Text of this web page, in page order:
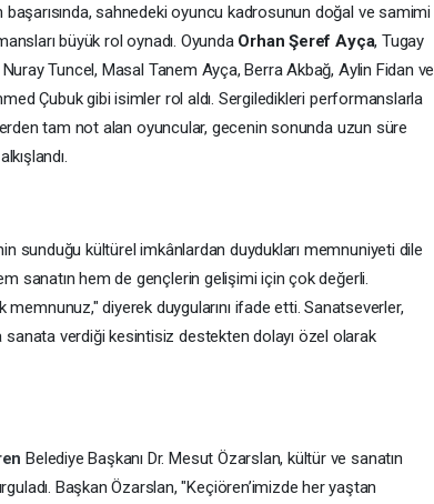
başarısında, sahnedeki oyuncu kadrosunun doğal ve samimi
büyük rol oynadı. Oyunda Orhan Şeref Ayça, Tugay
Tuncel, Masal Tanem Ayça, Berra Akbağ, Aylin Fidan ve
Çubuk gibi isimler rol aldı. Sergiledikleri performanslarla
tam not alan oyuncular, gecenin sonunda uzun süre
sunduğu kültürel imkânlardan duydukları memnuniyeti dile
sanatın hem de gençlerin gelişimi için çok değerli.
memnunuz," diyerek duygularını ifade etti. Sanatseverler,
sanata verdiği kesintisiz destekten dolayı özel olarak
Belediye Başkanı Dr. Mesut Özarslan, kültür ve sanatın
Başkan Özarslan, "Keçiören’imizde her yaştan